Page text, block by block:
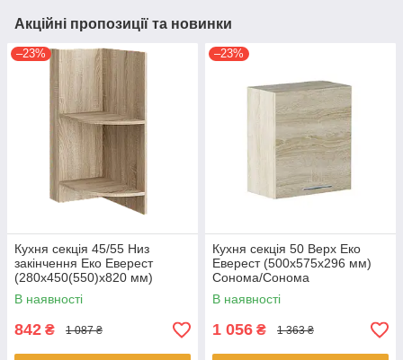
Акційні пропозиції та новинки
–23%
Кухня секція 45/55 Низ
закінчення Еко Еверест
(280х450(550)х820 мм)
Сонома
В наявності
842 ₴ 1 087 ₴
–23%
Кухня секція 50 Верх Еко
Еверест (500х575х296 мм)
Сонома/Сонома
В наявності
1 056 ₴ 1 363 ₴